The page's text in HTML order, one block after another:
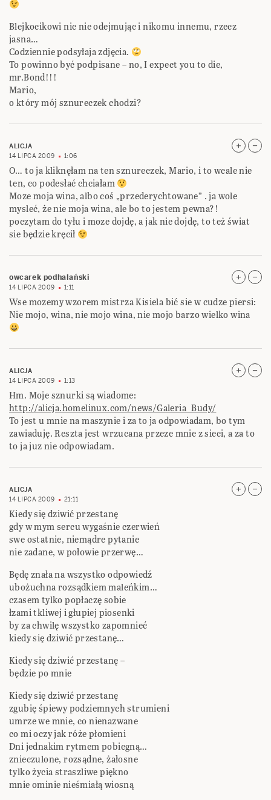
Blejkocikowi nic nie odejmując i nikomu innemu, rzecz
jasna…
Codziennie podsyłaja zdjęcia.
To powinno być podpisane – no, I expect you to die,
mr.Bond!!!
Mario,
o który mój sznureczek chodzi?
ALICJA
14 LIPCA 2009
1:06
O… to ja kliknęłam na ten sznureczek, Mario, i to wcale nie
ten, co podesłać chciałam
Moze moja wina, albo coś „przederychtowane” . ja wole
mysleć, że nie moja wina, ale bo to jestem pewna?!
poczytam do tyłu i moze dojdę, a jak nie dojdę, to też świat
sie będzie kręcił
owcarek podhalański
14 LIPCA 2009 1:11
Wse mozemy wzorem mistrza Kisiela bić sie w cudze piersi:
Nie mojo, wina, nie mojo wina, nie mojo barzo wielko wina
ALICJA
14 LIPCA 2009
1:13
Hm. Moje sznurki są wiadome:
http://alicja.homelinux.com/news/Galeria_Budy/
To jest u mnie na maszynie i za to ja odpowiadam, bo tym
zawiaduję. Reszta jest wrzucana przeze mnie z sieci, a za to
to ja juz nie odpowiadam.
ALICJA
14 LIPCA 2009
21:11
Kiedy się dziwić przestanę
gdy w mym sercu wygaśnie czerwień
swe ostatnie, niemądre pytanie
nie zadane, w połowie przerwę…
Będę znała na wszystko odpowiedź
ubożuchna rozsądkiem maleńkim…
czasem tylko popłaczę sobie
łzami tkliwej i głupiej piosenki
by za chwilę wszystko zapomnieć
kiedy się dziwić przestanę…
Kiedy się dziwić przestanę –
będzie po mnie
Kiedy się dziwić przestanę
zgubię śpiewy podziemnych strumieni
umrze we mnie, co nienazwane
co mi oczy jak róże płomieni
Dni jednakim rytmem pobiegną…
znieczulone, rozsądne, żałosne
tylko życia straszliwe piękno
mnie ominie nieśmiałą wiosną